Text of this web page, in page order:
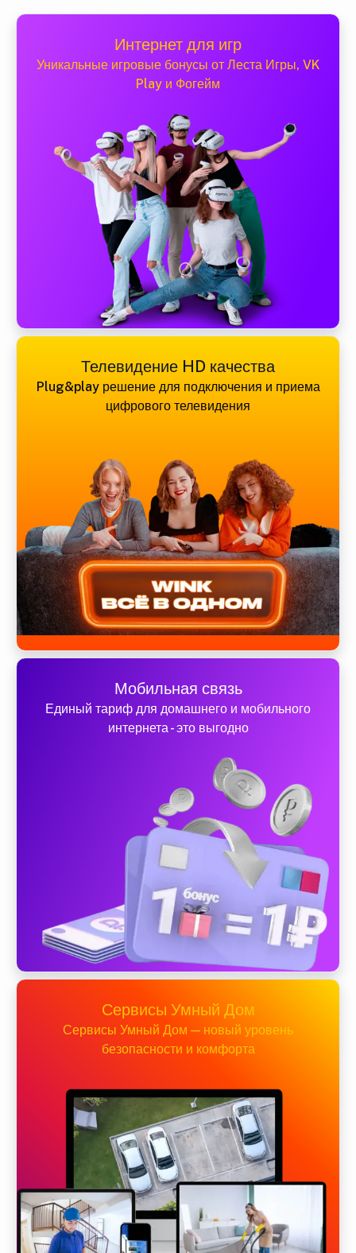
Интернет для игр
Уникальные игровые бонусы от Леста Игры, VK
Play и Фогейм
Телевидение HD качества
Plug&play решение для подключения и приема
цифрового телевидения
Мобильная связь
Единый тариф для домашнего и мобильного
интернета - это выгодно
Сервисы Умный Дом
Сервисы Умный Дом — новый уровень
безопасности и комфорта